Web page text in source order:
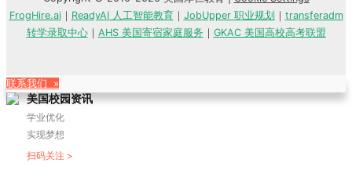
FrogHire.ai｜ ReadyAI 人工智能教育｜ JobUpper 职业规划 ｜ transferadm
转学录取中心｜ AHS 美国寄宿家庭服务 ｜ GKAC 美国高校高考联盟
联系我们 »
美国校园资讯
学业优化
实现梦想
扫码关注 >